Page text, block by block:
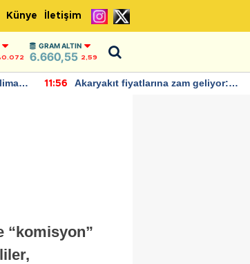
Künye İletişim
GRAM ALTIN
6.660,55 2,59
11:56
Akaryakıt fiyatlarına zam geliyor:
“komisyon”